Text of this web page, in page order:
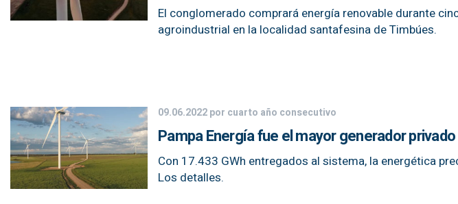
El conglomerado comprará energía renovable durante
agroindustrial en la localidad santafesina de Timbúes.
09.06.2022por cuarto año consecutivo
Pampa Energía fue el mayor generador
Con 17.433 GWh entregados al sistema, la energética
Los detalles.